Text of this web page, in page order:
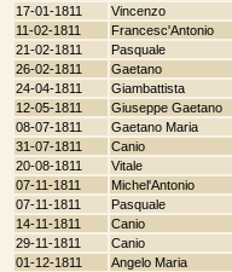
17-01-1811
Vincenzo
11-02-1811
Francesc'Antonio
21-02-1811
Pasquale
26-02-1811
Gaetano
24-04-1811
Giambattista
12-05-1811
Giuseppe Gaetano
08-07-1811
Gaetano Maria
31-07-1811
Canio
20-08-1811
Vitale
07-11-1811
Michel'Antonio
07-11-1811
Pasquale
14-11-1811
Canio
29-11-1811
Canio
01-12-1811
Angelo Maria